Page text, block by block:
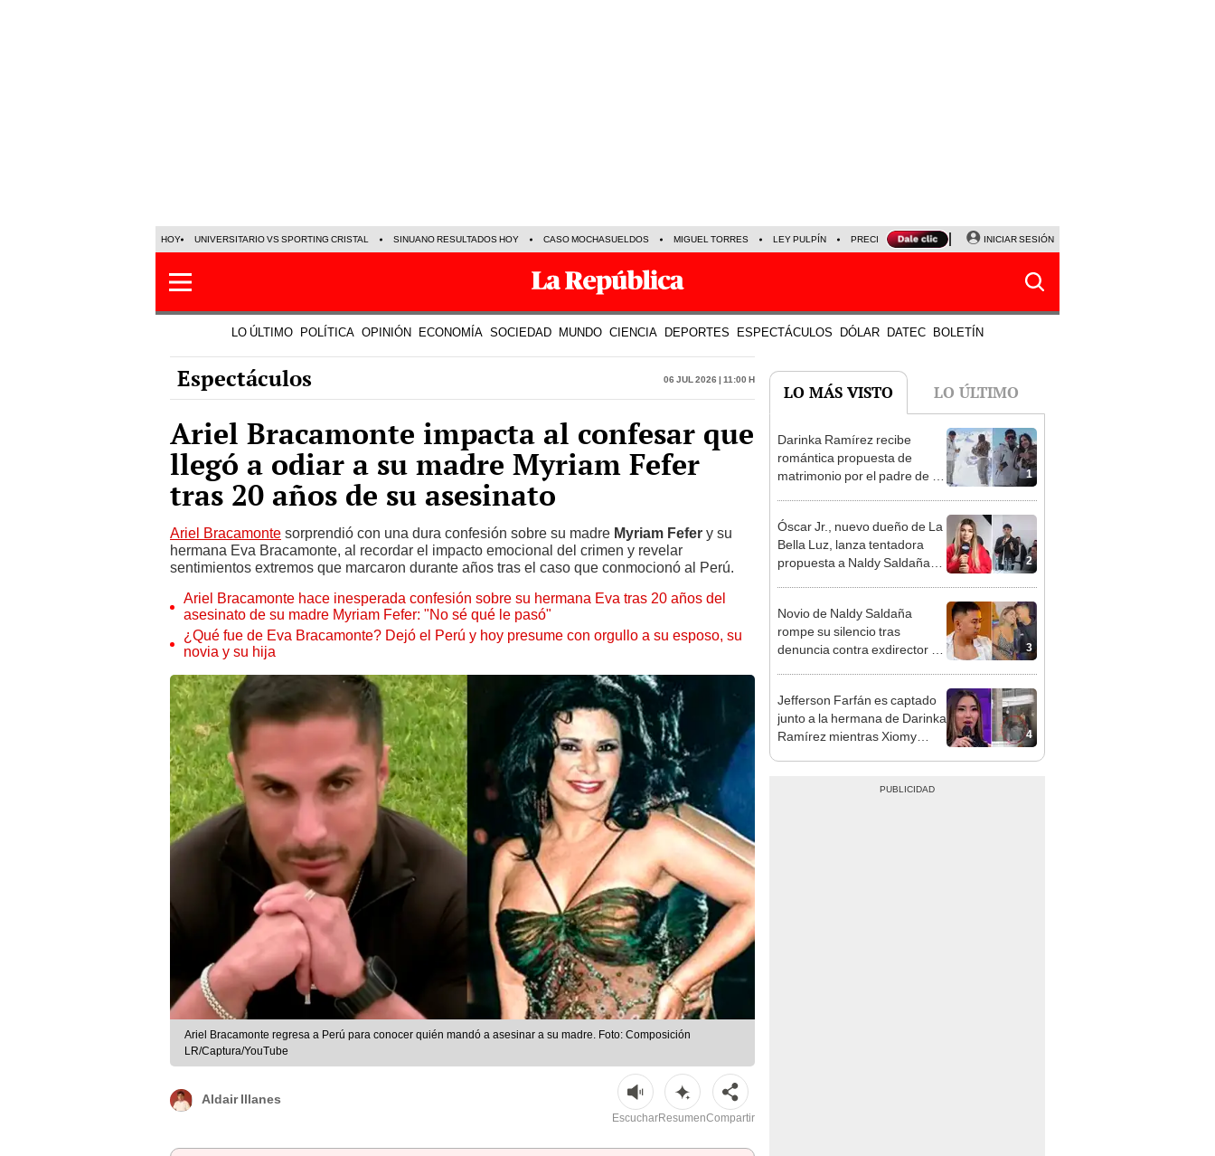
HOY UNIVERSITARIO VS SPORTING CRISTAL SINUANO RESULTADOS HOY CASO MOCHASUELDOS MIGUEL TORRES LEY PULPÍN PRECIO DEL DÓLAR CORTE DE LUZ VIERNES 7 DE AGOSTO
INICIAR SESIÓN
LO ÚLTIMO POLÍTICA OPINIÓN ECONOMÍA SOCIEDAD MUNDO CIENCIA DEPORTES ESPECTÁCULOS DÓLAR DATEC BOLETÍN
Espectáculos 06 Jul 2026 | 11:00 h
Ariel Bracamonte impacta al confesar que
llegó a odiar a su madre Myriam Fefer
tras 20 años de su asesinato
Ariel Bracamonte sorprendió con una dura confesión sobre su madre Myriam Fefer y su
hermana Eva Bracamonte, al recordar el impacto emocional del crimen y revelar
sentimientos extremos que marcaron durante años tras el caso que conmocionó al Perú.
Ariel Bracamonte hace inesperada confesión sobre su hermana Eva tras 20 años del
asesinato de su madre Myriam Fefer: "No sé qué le pasó"
¿Qué fue de Eva Bracamonte? Dejó el Perú y hoy presume con orgullo a su esposo, su
novia y su hija
Ariel Bracamonte regresa a Perú para conocer quién mandó a asesinar a su madre. Foto: Composición
LR/Captura/YouTube
Aldair Illanes
EscucharResumenCompartir
LO MÁS VISTO LO ÚLTIMO
1
Darinka Ramírez recibe
romántica propuesta de
matrimonio por el padre de su
2
Óscar Jr., nuevo dueño de La
Bella Luz, lanza tentadora
propuesta a Naldy Saldaña
tipo de ley”
3
Novio de Naldy Saldaña
rompe su silencio tras
denuncia contra exdirector de
4
Jefferson Farfán es captado
junto a la hermana de Darinka
Ramírez mientras Xiomy